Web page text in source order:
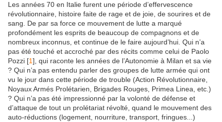
Les années 70 en Italie furent une période d’effervescence
révolutionnaire, histoire faite de rage et de joie, de sourires et de
sang. De par sa force ce mouvement de lutte a marqué
profondément les esprits de beaucoup de compagnons et de
nombreux inconnus, et continue de le faire aujourd’hui. Qui n’a
pas été touché et accroché par des récits comme celui de Paolo
Pozzi [1], qui raconte les années de l’Autonomie à Milan et sa vie
? Qui n’a pas entendu parler des groupes de lutte armée qui ont
vu le jour dans cette période de trouble (Action Révolutionnaire,
Noyaux Armés Prolétarien, Brigades Rouges, Primea Linea, etc.)
? Qui n’a pas été impressionné par la volonté de défense et
d’attaque de tout un prolétariat révolté, quand le mouvement des
auto-réductions (logement, nourriture, transport, fringues...)